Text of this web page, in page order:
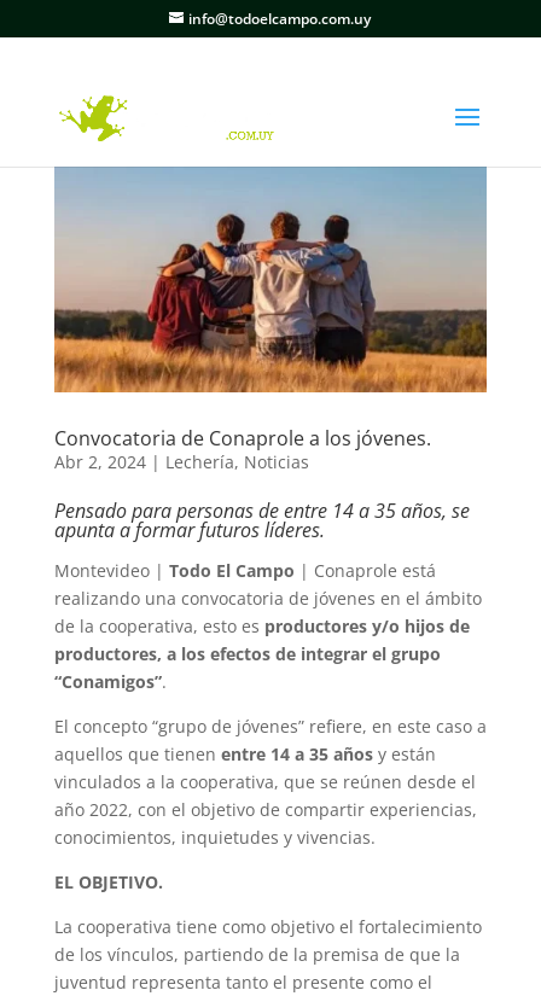
info@todoelcampo.com.uy
Convocatoria de Conaprole a los jóvenes.
Abr 2, 2024| Lechería, Noticias
Pensado para personas de entre 14 a 35 años, se
apunta a formar futuros líderes.
Montevideo | Todo El Campo | Conaprole está
realizando una convocatoria de jóvenes en el ámbito
de la cooperativa, esto es productores y/o hijos de
productores, a los efectos de integrar el grupo
“Conamigos”.
El concepto “grupo de jóvenes” refiere, en este caso a
aquellos que tienen entre 14 a 35 añosy están
vinculados a la cooperativa, que se reúnen desde el
año 2022, con el objetivo de compartir experiencias,
conocimientos, inquietudes y vivencias.
EL OBJETIVO.
La cooperativa tiene como objetivo el fortalecimiento
de los vínculos, partiendo de la premisa de que la
juventud representa tanto el presente como el